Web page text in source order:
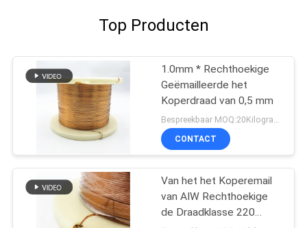
Top Producten
1.0mm * Rechthoekige
Geëmailleerde het
Koperdraad van 0,5 mm
Bespreekbaar MOQ:20Kilogram/Kilograms
CONTACT
Van het het Koperemail
van AIW Rechthoekige
de Draadklasse 220